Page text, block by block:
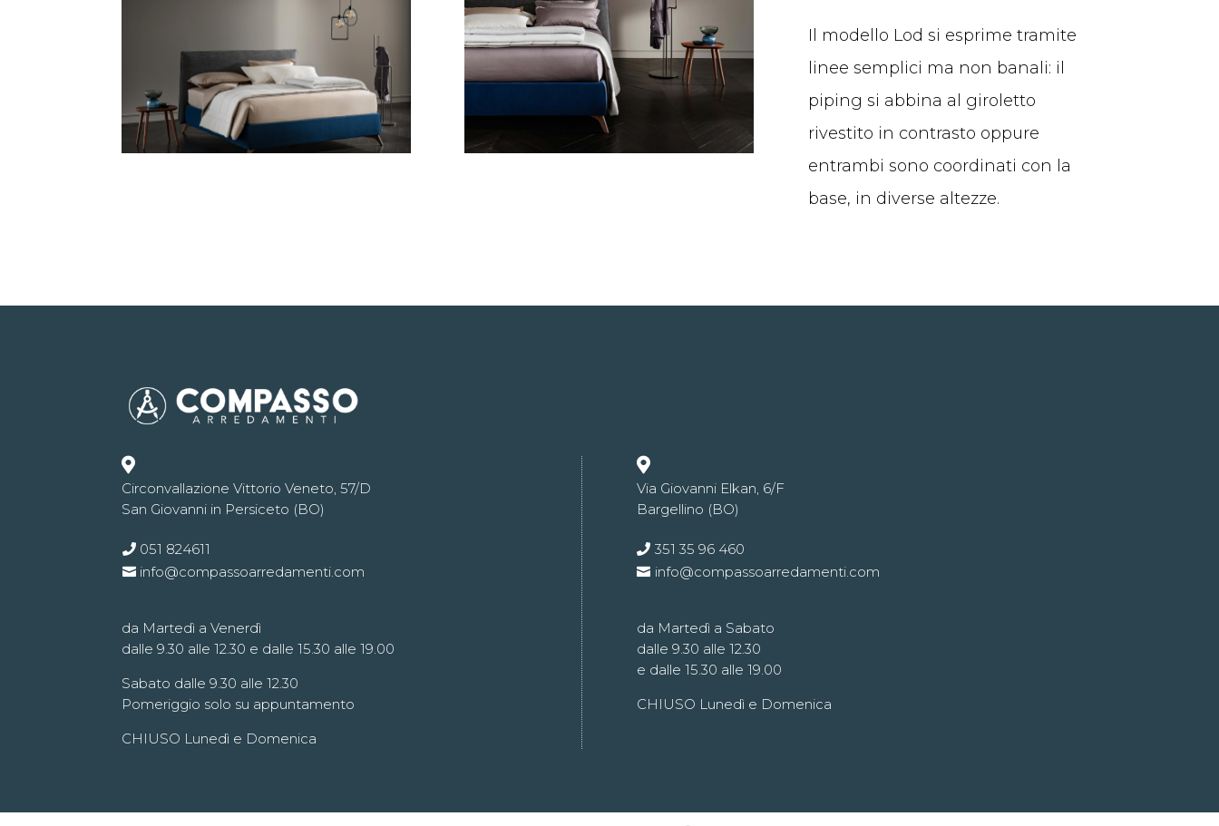
Il modello Lod si esprime tramite
linee semplici ma non banali: il
piping si abbina al giroletto
rivestito in contrasto oppure
entrambi sono coordinati con la
base, in diverse altezze.

Circonvallazione Vittorio Veneto, 57/D
San Giovanni in Persiceto (BO)
051 824611
info@compassoarredamenti.com
da Martedì a Venerdì
dalle 9.30 alle 12.30 e dalle 15.30 alle 19.00
Sabato dalle 9.30 alle 12.30
Pomeriggio solo su appuntamento
CHIUSO Lunedì e Domenica

Via Giovanni Elkan, 6/F
Bargellino (BO)
351 35 96 460
info@compassoarredamenti.com
da Martedì a Sabato
dalle 9.30 alle 12.30
e dalle 15.30 alle 19.00
CHIUSO Lunedì e Domenica